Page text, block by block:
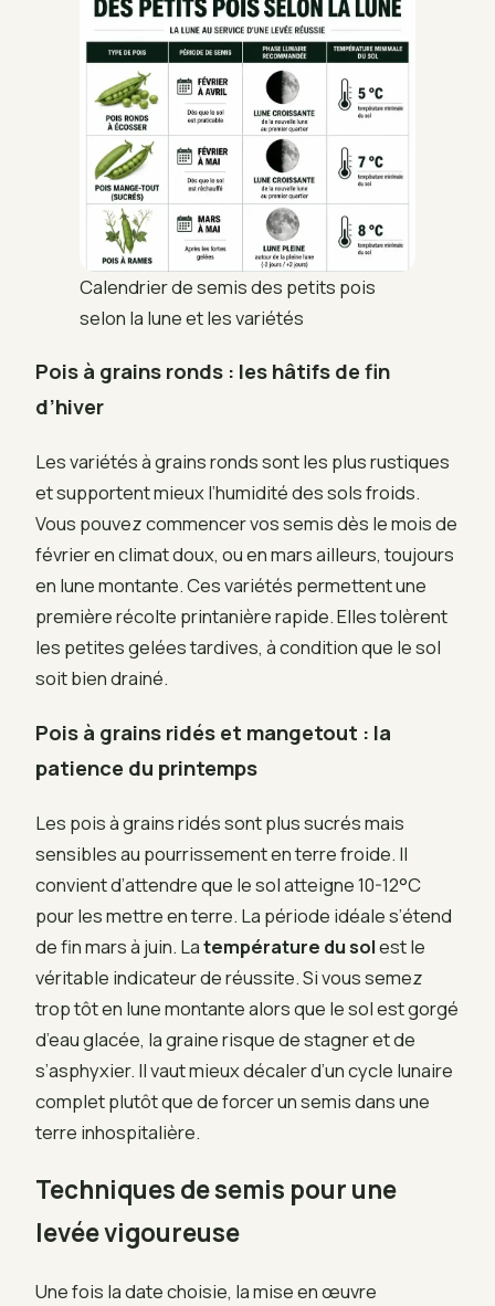
Calendrier de semis des petits pois
selon la lune et les variétés
Pois à grains ronds : les hâtifs de fin
d’hiver
Les variétés à grains ronds sont les plus rustiques
et supportent mieux l’humidité des sols froids.
Vous pouvez commencer vos semis dès le mois de
février en climat doux, ou en mars ailleurs, toujours
en lune montante. Ces variétés permettent une
première récolte printanière rapide. Elles tolèrent
les petites gelées tardives, à condition que le sol
soit bien drainé.
Pois à grains ridés et mangetout : la
patience du printemps
Les pois à grains ridés sont plus sucrés mais
sensibles au pourrissement en terre froide. Il
convient d’attendre que le sol atteigne 10-12°C
pour les mettre en terre. La période idéale s’étend
de fin mars à juin. Latempérature du solest le
véritable indicateur de réussite. Si vous semez
trop tôt en lune montante alors que le sol est gorgé
d’eau glacée, la graine risque de stagner et de
s’asphyxier. Il vaut mieux décaler d’un cycle lunaire
complet plutôt que de forcer un semis dans une
terre inhospitalière.
Techniques de semis pour une
levée vigoureuse
Une fois la date choisie, la mise en œuvre